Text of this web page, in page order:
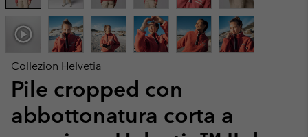
Collezion Helvetia
Pile cropped con
abbottonatura corta a